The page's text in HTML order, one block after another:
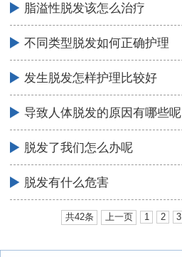
脂溢性脱发该怎么治疗
不同类型脱发如何正确护理
发生脱发怎样护理比较好
导致人体脱发的原因有哪些呢
脱发了我们怎么办呢
脱发有什么危害
共42条 上一页 1 2 3